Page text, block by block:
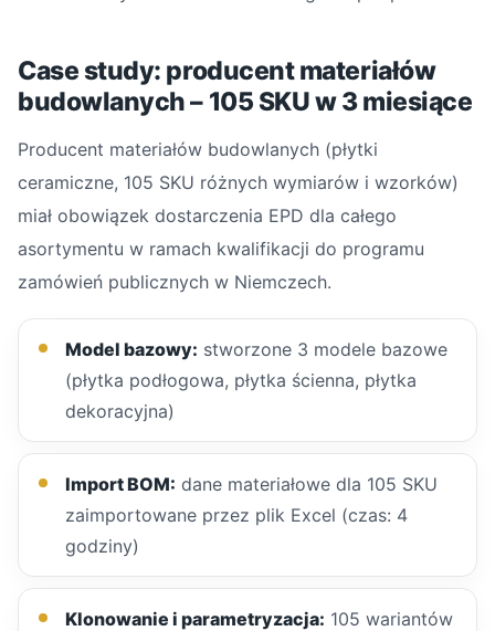
Case study: producent materiałów
budowlanych – 105 SKU w 3 miesiące
Producent materiałów budowlanych (płytki
ceramiczne, 105 SKU różnych wymiarów i wzorków)
miał obowiązek dostarczenia EPD dla całego
asortymentu w ramach kwalifikacji do programu
zamówień publicznych w Niemczech.
Model bazowy: stworzone 3 modele bazowe
(płytka podłogowa, płytka ścienna, płytka
dekoracyjna)
Import BOM: dane materiałowe dla 105 SKU
zaimportowane przez plik Excel (czas: 4
godziny)
Klonowanie i parametryzacja: 105 wariantów